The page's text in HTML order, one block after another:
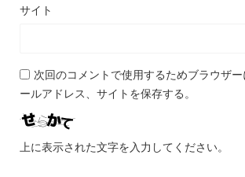
サイト
次回のコメントで使用するためブラウザ
ールアドレス、サイトを保存する。
上に表示された文字を入力してください。